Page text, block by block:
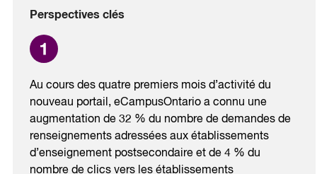
Perspectives clés
Au cours des quatre premiers mois d’activité du
nouveau portail, eCampusOntario a connu une
augmentation de 32 % du nombre de demandes de
renseignements adressées aux établissements
d’enseignement postsecondaire et de 4 % du
nombre de clics vers les établissements